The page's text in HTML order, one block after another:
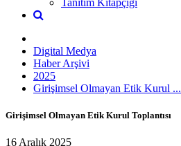
Digital Medya
Haber Arşivi
2025
Girişimsel Olmayan Etik Kurul ...
Girişimsel Olmayan Etik Kurul Toplantısı
16 Aralık 2025